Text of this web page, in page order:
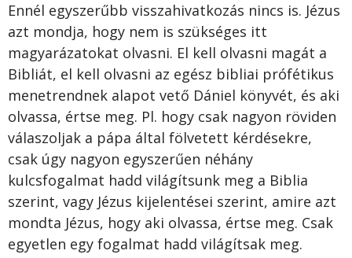
Ennél egyszerűbb visszahivatkozás nincs is. Jézus
azt mondja, hogy nem is szükséges itt
magyarázatokat olvasni. El kell olvasni magát a
Bibliát, el kell olvasni az egész bibliai prófétikus
menetrendnek alapot vető Dániel könyvét, és aki
olvassa, értse meg. Pl. hogy csak nagyon röviden
válaszoljak a pápa által fölvetett kérdésekre,
csak úgy nagyon egyszerűen néhány
kulcsfogalmat hadd világítsunk meg a Biblia
szerint, vagy Jézus kijelentései szerint, amire azt
mondta Jézus, hogy aki olvassa, értse meg. Csak
egyetlen egy fogalmat hadd világítsak meg.